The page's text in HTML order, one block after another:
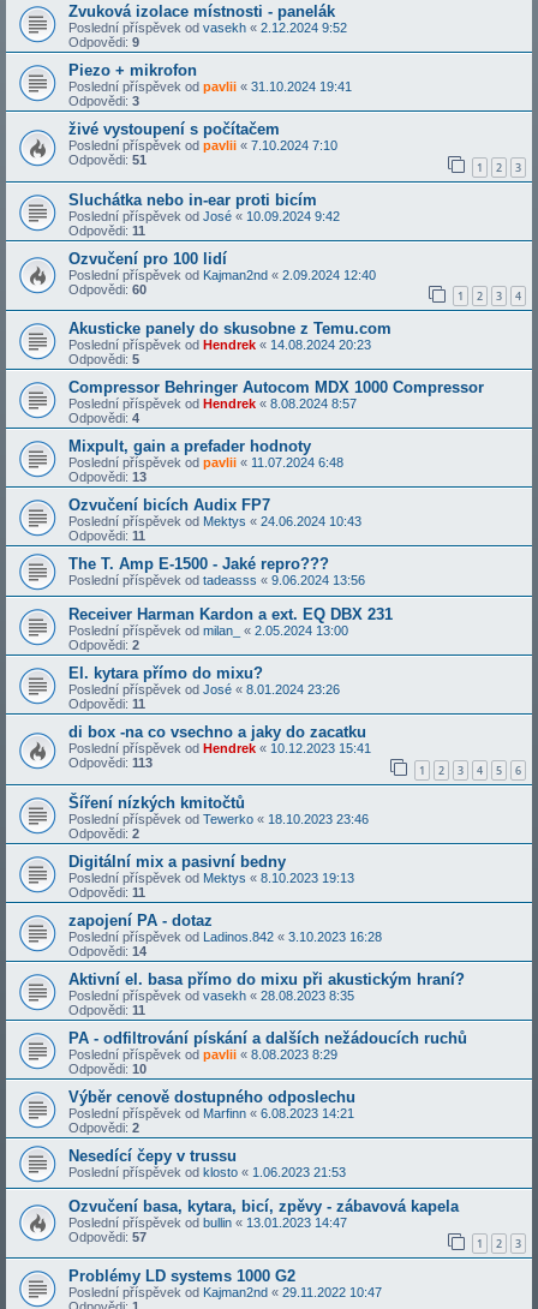
Zvuková izolace místnosti - panelák
Poslední příspěvek od vasekh « 2.12.2024 9:52
Odpovědi: 9
Piezo + mikrofon
Poslední příspěvek od pavlii « 31.10.2024 19:41
Odpovědi: 3
živé vystoupení s počítačem
Poslední příspěvek od pavlii « 7.10.2024 7:10
Odpovědi: 51 1 2 3
Sluchátka nebo in-ear proti bicím
Poslední příspěvek od José « 10.09.2024 9:42
Odpovědi: 11
Ozvučení pro 100 lidí
Poslední příspěvek od Kajman2nd « 2.09.2024 12:40
Odpovědi: 60 1 2 3 4
Akusticke panely do skusobne z Temu.com
Poslední příspěvek od Hendrek « 14.08.2024 20:23
Odpovědi: 5
Compressor Behringer Autocom MDX 1000 Compressor
Poslední příspěvek od Hendrek « 8.08.2024 8:57
Odpovědi: 4
Mixpult, gain a prefader hodnoty
Poslední příspěvek od pavlii « 11.07.2024 6:48
Odpovědi: 13
Ozvučení bicích Audix FP7
Poslední příspěvek od Mektys « 24.06.2024 10:43
Odpovědi: 11
The T. Amp E-1500 - Jaké repro???
Poslední příspěvek od tadeasss « 9.06.2024 13:56
Receiver Harman Kardon a ext. EQ DBX 231
Poslední příspěvek od milan_ « 2.05.2024 13:00
Odpovědi: 2
El. kytara přímo do mixu?
Poslední příspěvek od José « 8.01.2024 23:26
Odpovědi: 11
di box -na co vsechno a jaky do zacatku
Poslední příspěvek od Hendrek « 10.12.2023 15:41
Odpovědi: 113 1 2 3 4 5 6
Šíření nízkých kmitočtů
Poslední příspěvek od Tewerko « 18.10.2023 23:46
Odpovědi: 2
Digitální mix a pasivní bedny
Poslední příspěvek od Mektys « 8.10.2023 19:13
Odpovědi: 11
zapojení PA - dotaz
Poslední příspěvek od Ladinos.842 « 3.10.2023 16:28
Odpovědi: 14
Aktivní el. basa přímo do mixu při akustickým hraní?
Poslední příspěvek od vasekh « 28.08.2023 8:35
Odpovědi: 11
PA - odfiltrování pískání a dalších nežádoucích ruchů
Poslední příspěvek od pavlii « 8.08.2023 8:29
Odpovědi: 10
Výběr cenově dostupného odposlechu
Poslední příspěvek od Marfinn « 6.08.2023 14:21
Odpovědi: 2
Nesedící čepy v trussu
Poslední příspěvek od klosto « 1.06.2023 21:53
Ozvučení basa, kytara, bicí, zpěvy - zábavová kapela
Poslední příspěvek od bullin « 13.01.2023 14:47
Odpovědi: 57 1 2 3
Problémy LD systems 1000 G2
Poslední příspěvek od Kajman2nd « 29.11.2022 10:47